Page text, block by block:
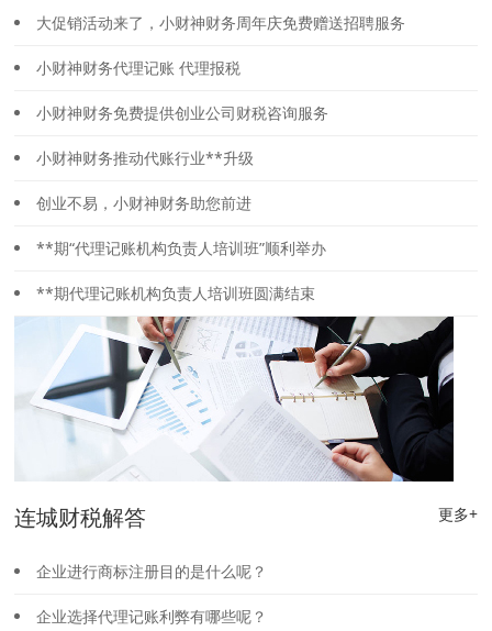
大促销活动来了，小财神财务周年庆免费赠送招聘服务
小财神财务代理记账 代理报税
小财神财务免费提供创业公司财税咨询服务
小财神财务推动代账行业**升级
创业不易，小财神财务助您前进
**期“代理记账机构负责人培训班”顺利举办
**期代理记账机构负责人培训班圆满结束
连城财税解答 更多+
企业进行商标注册目的是什么呢？
企业选择代理记账利弊有哪些呢？